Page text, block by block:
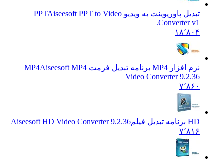
تبدیل پاورپوینت به ویدیو PPTAiseesoft PPT to Video
Converter v1.
۱۸٬۸۰۴
نرم افزار MP4 برنامه تبدیل فرمت MP4
Aiseesoft MP4
Video Converter 9.2.36
Aiseesoft HD Video Converter 9.2.36